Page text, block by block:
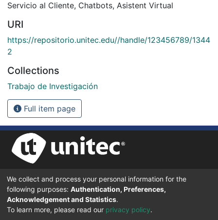
Servicio al Cliente, Chatbots, Asistent Virtual
URI
https://repositorio.unitec.edu//handle/123456789/1344
2
Collections
Trabajo de Investigación
Full item page
UNIVERSIDAD TECNOLÓGICA CENTROAMERICANA UNITEC
BOULEVARD KENNEDY, V-782, FRENTE A RESIDENCIAL HONDURAS.
TEGUCIGALPA, FRANCISCO MORAZÁN, 11101
© 2024 Todos los Derechos Reservados.
We collect and process your personal information for the
following purposes: Authentication, Preferences,
Acknowledgement and Statistics.
To learn more, please read our privacy policy.